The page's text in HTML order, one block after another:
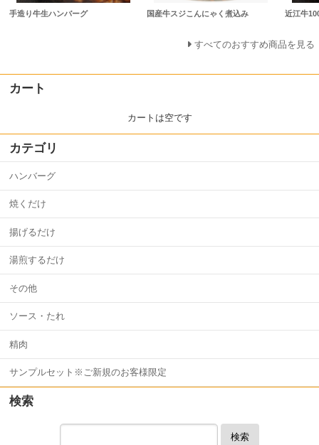
手造り牛生ハンバーグ 国産牛スジこんにゃく煮込み 近江牛
すべてのおすすめ商品を見る
カート
カートは空です
カテゴリ
ハンバーグ
焼くだけ
揚げるだけ
湯煎するだけ
その他
ソース・たれ
精肉
サンプルセット※ご新規のお客様限定
検索
検索